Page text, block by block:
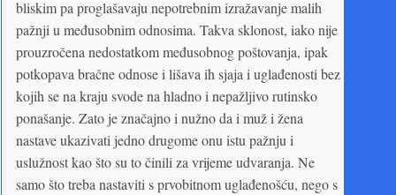
bliskim pa proglašavaju nepotrebnim izražavanje malih
pažnji u međusobnim odnosima. Takva sklonost, iako nije
prouzročena nedostatkom međusobnog poštovanja, ipak
potkopava bračne odnose i lišava ih sjaja i uglađenosti bez
kojih se na kraju svode na hladno i nepažljivo rutinsko
ponašanje. Zato je značajno i nužno da i muž i žena
nastave ukazivati jedno drugome onu istu pažnju i
uslužnost kao što su to činili za vrijeme udvaranja. Ne
samo što treba nastaviti s prvobitnom uglađenošću, nego s